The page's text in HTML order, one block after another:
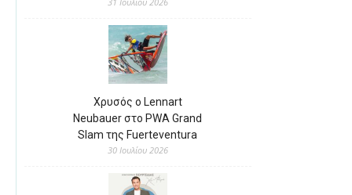
Χρυσός ο Lennart
Neubauer στο PWA Grand
Slam της Fuerteventura
30 Ιουλίου 2026